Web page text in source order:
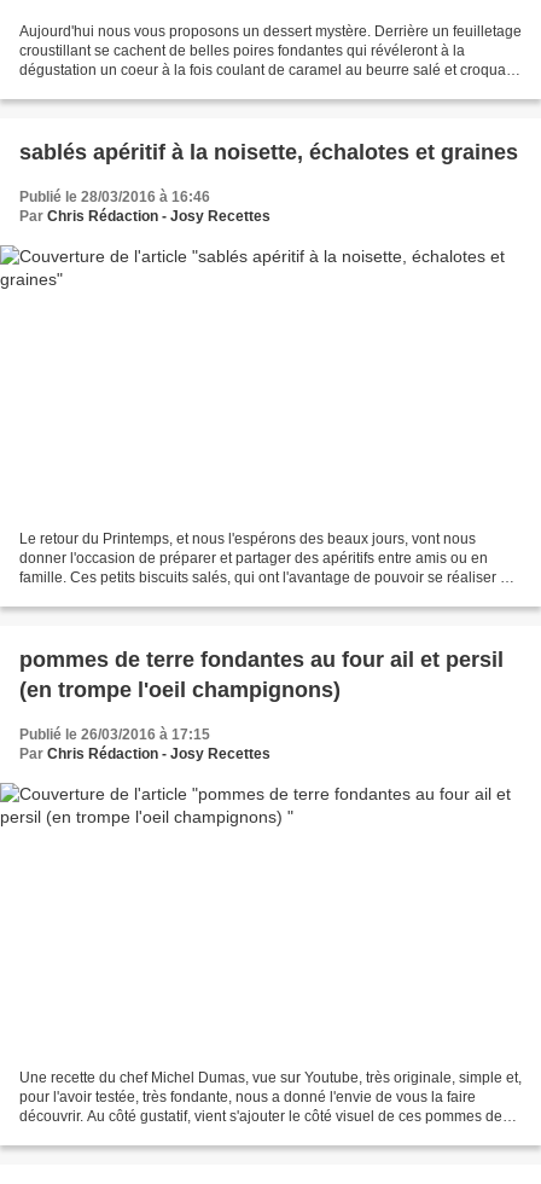
Aujourd'hui nous vous proposons un dessert mystère. Derrière un feuilletage
croustillant se cachent de belles poires fondantes qui révéleront à la
dégustation un coeur à la fois coulant de caramel au beurre salé et croquant
sablés apéritif à la noisette, échalotes et graines
Publié le 28/03/2016 à 16:46
Par Chris Rédaction - Josy Recettes
Le retour du Printemps, et nous l'espérons des beaux jours, vont nous
donner l'occasion de préparer et partager des apéritifs entre amis ou en
famille. Ces petits biscuits salés, qui ont l'avantage de pouvoir se réaliser à
pommes de terre fondantes au four ail et persil
(en trompe l'oeil champignons)
Publié le 26/03/2016 à 17:15
Par Chris Rédaction - Josy Recettes
Une recette du chef Michel Dumas, vue sur Youtube, très originale, simple et,
pour l'avoir testée, très fondante, nous a donné l'envie de vous la faire
découvrir. Au côté gustatif, vient s'ajouter le côté visuel de ces pommes de